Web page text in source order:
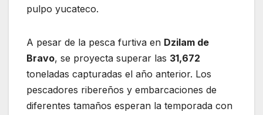
pulpo yucateco.
A pesar de la pesca furtiva en Dzilam de
Bravo, se proyecta superar las 31,672
toneladas capturadas el año anterior. Los
pescadores ribereños y embarcaciones de
diferentes tamaños esperan la temporada con